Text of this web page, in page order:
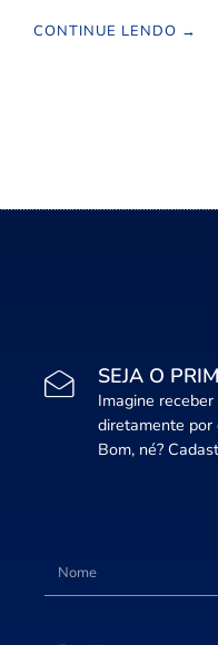
CONTINUE LENDO →
SEJA O
Imagine
diretamente por
Bom, né?